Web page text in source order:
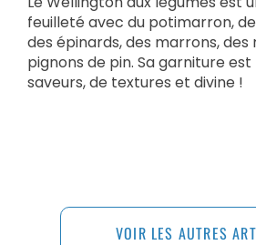
feuilleté avec du potimarron,
des épinards, des marrons, des
pignons de pin. Sa garniture
saveurs, de textures et divine !
VOIR LES AUTRES